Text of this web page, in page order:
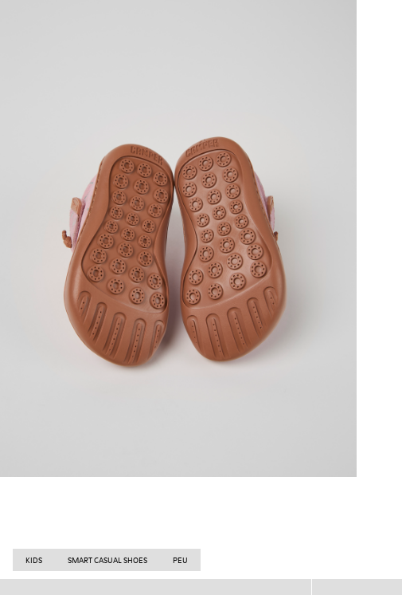
KIDS SMART CASUAL SHOES PEU